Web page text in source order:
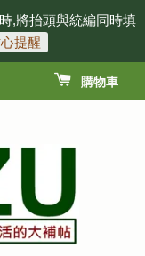
,將抬頭與統編同時填
提醒
購物車